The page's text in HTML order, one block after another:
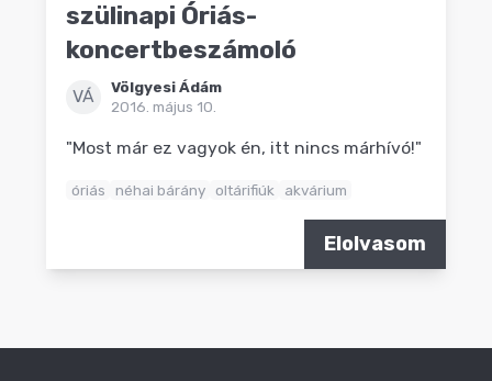
szülinapi Óriás-
koncertbeszámoló
VÁ
Völgyesi Ádám
2016. május 10.
"Most már ez vagyok én, itt nincs márhívó!"
óriás néhai bárány oltárifiúk akvárium
Elolvasom